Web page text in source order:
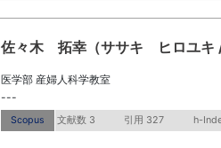
佐々木 拓幸（ササキ ヒロユキ
医学部 産婦人科学教室
---
Scopus 文献数 3 引用 327 h-